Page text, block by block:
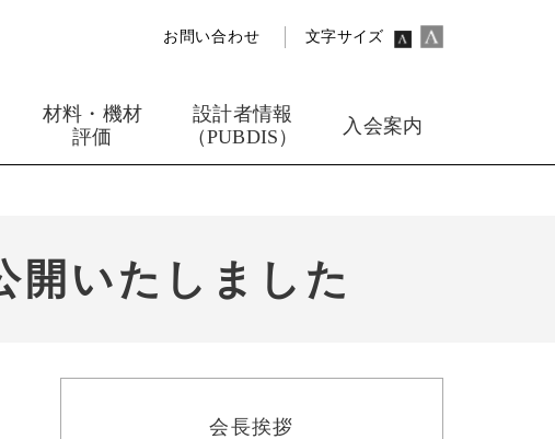
お問い合わせ 文字サイズ
材料・機材
評価
設計者情報
（PUBDIS）
入会案内
開いたしました
会長挨拶